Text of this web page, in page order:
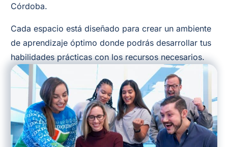
Córdoba.
Cada espacio está diseñado para crear un ambiente
de aprendizaje óptimo donde podrás desarrollar tus
habilidades prácticas con los recursos necesarios.